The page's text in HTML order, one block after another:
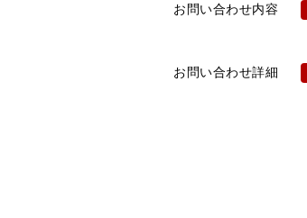
お問い合わせ内容
お問い合わせ詳細